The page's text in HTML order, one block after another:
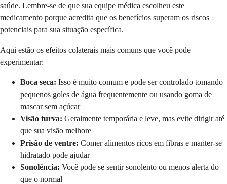
saúde. Lembre-se de que sua equipe médica escolheu este
medicamento porque acredita que os benefícios superam os riscos
potenciais para sua situação específica.
Aqui estão os efeitos colaterais mais comuns que você pode
experimentar:
Boca seca: Isso é muito comum e pode ser controlado tomando
pequenos goles de água frequentemente ou usando goma de
mascar sem açúcar
Visão turva: Geralmente temporária e leve, mas evite dirigir até
que sua visão melhore
Prisão de ventre: Comer alimentos ricos em fibras e manter-se
hidratado pode ajudar
Sonolência: Você pode se sentir sonolento ou menos alerta do
que o normal